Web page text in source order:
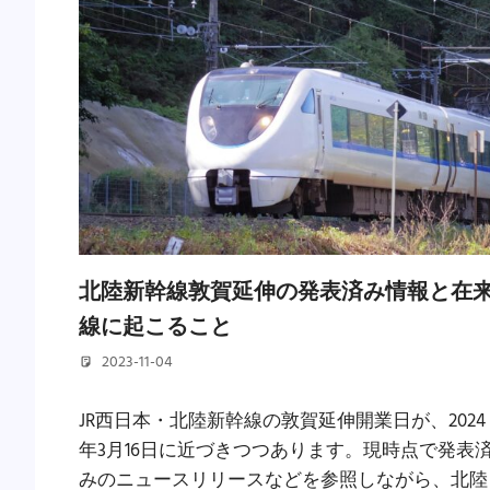
北陸新幹線敦賀延伸の発表済み情報と在
線に起こること
2023-11-04
JR西日本・北陸新幹線の敦賀延伸開業日が、2024
年3月16日に近づきつつあります。現時点で発表
みのニュースリリースなどを参照しながら、北陸